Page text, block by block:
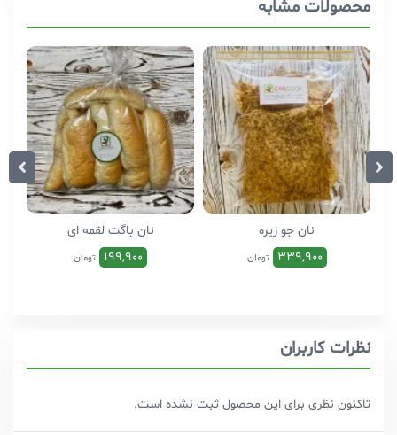
محصولات مشابه
نان جو زیره
339,900
تومان
نان باگت لقمه ای
199,900
تومان
نظرات کاربران
تاکنون نظری برای این محصول ثبت نشده است.